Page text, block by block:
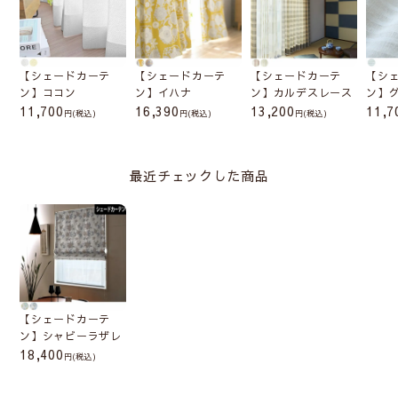
【シェードカーテ
ン】ココン
11,700 (税込)
【シェードカーテ
ン】イハナ
16,390 (税込)
【シェードカーテ
ン】カルデスレース
13,200 (税込)
【シ
ン】
最近チェックした商品
【シェードカーテ
ン】シャビーラザレ
18,400 (税込)